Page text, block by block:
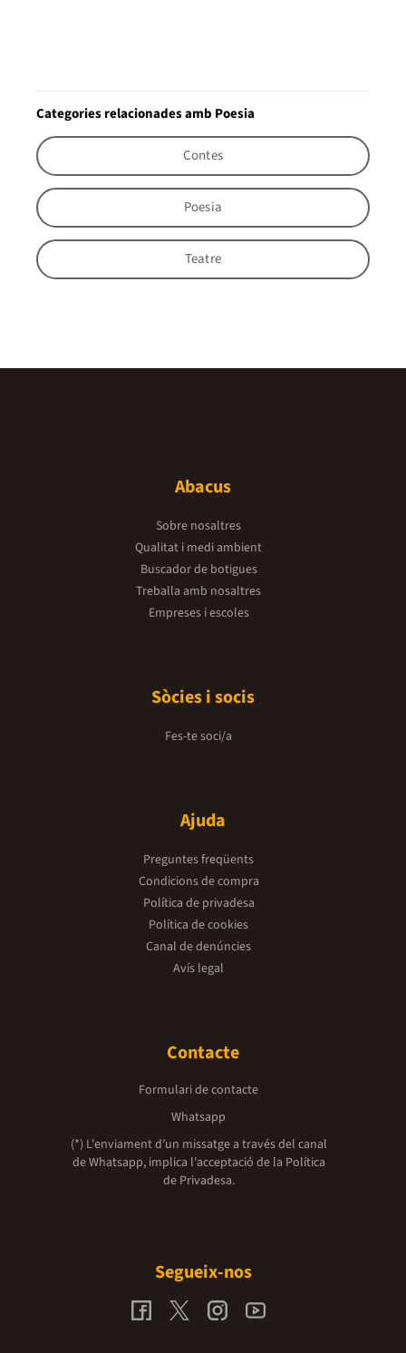
Categories relacionades amb Poesia
Contes
Poesia
Teatre
Abacus
Sobre nosaltres
Qualitat i medi ambient
Buscador de botigues
Treballa amb nosaltres
Empreses i escoles
Sòcies i socis
Fes-te soci/a
Ajuda
Preguntes freqüents
Condicions de compra
Política de privadesa
Política de cookies
Canal de denúncies
Avís legal
Contacte
Formulari de contacte
Whatsapp
(*) L'enviament d’un missatge a través del canal
de Whatsapp, implica l'acceptació de la Política
de Privadesa.
Segueix-nos